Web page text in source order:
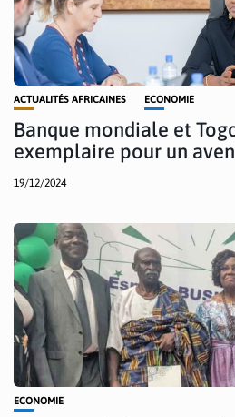
ACTUALITÉS AFRICAINES ECONOMIE
Banque mondiale et
exemplaire pour un
19/12/2024
ECONOMIE